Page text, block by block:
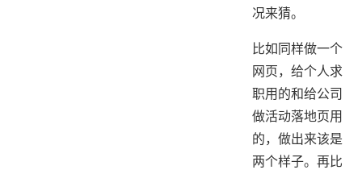
况来猜。
比如同样做一个
网页，给个人求
职用的和给公司
做活动落地页用
的，做出来该是
两个样子。再比